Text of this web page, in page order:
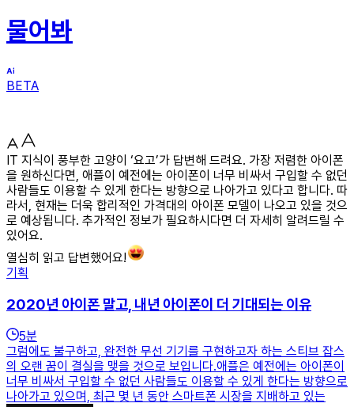
물어봐
BETA
IT 지식이 풍부한 고양이 ‘요고’가 답변해 드려요. 가장 저렴한 아이폰
을 원하신다면, 애플이 예전에는 아이폰이 너무 비싸서 구입할 수 없던
사람들도 이용할 수 있게 한다는 방향으로 나아가고 있다고 합니다. 따
라서, 현재는 더욱 합리적인 가격대의 아이폰 모델이 나오고 있을 것으
로 예상됩니다. 추가적인 정보가 필요하시다면 더 자세히 알려드릴 수
있어요.
열심히 읽고 답변했어요!
기획
2020년 아이폰 말고, 내년 아이폰이 더 기대되는 이유
5분
그럼에도 불구하고, 완전한 무선 기기를 구현하고자 하는 스티브 잡스
의 오랜 꿈이 결실을 맺을 것으로 보입니다.애플은 예전에는 아이폰이
너무 비싸서 구입할 수 없던 사람들도 이용할 수 있게 한다는 방향으로
나아가고 있으며, 최근 몇 년 동안 스마트폰 시장을 지배하고 있는